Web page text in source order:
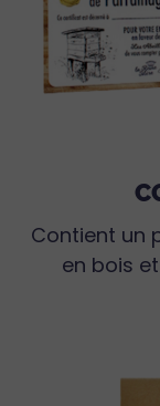
Contient un
en bois